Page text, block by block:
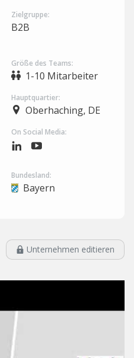
Zielgruppe:
B2B
Größe des Teams:
1-10 Mitarbeiter
Hauptquartier:
Oberhaching, DE
On Social Media:
Bundesland:
Bayern
Unternehmen editieren